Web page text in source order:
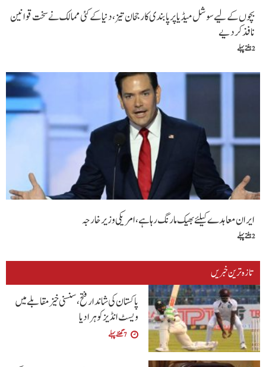
بچوں کے لیے سوشل میڈیا پر پابندی کا رجحان تیز، دنیا کے کئی ممالک نے سخت قوانین
نافذ کر دیے
2 ہفتے پہلے
ایران معاہدے کیلئے بھیک مارنگ رہا ہے،امریکی وزیرخارجہ
2 ہفتے پہلے
تازہ ترین خبریں
پاکستان کی شاندار فتح،سنسنی خیز مقابلے میں
ویسٹ انڈیز کو ہرا دیا
7 گھنٹے پہلے